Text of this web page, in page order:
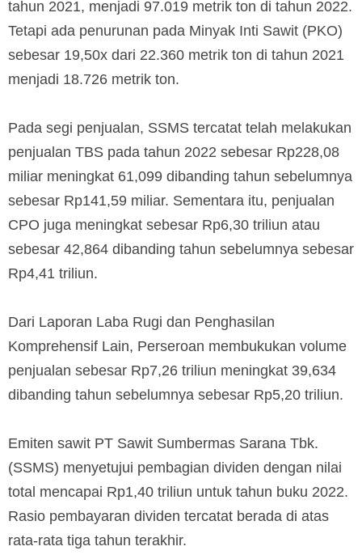
tahun 2021, menjadi 97.019 metrik ton di tahun 2022.
Tetapi ada penurunan pada Minyak Inti Sawit (PKO)
sebesar 19,50x dari 22.360 metrik ton di tahun 2021
menjadi 18.726 metrik ton.
Pada segi penjualan, SSMS tercatat telah melakukan
penjualan TBS pada tahun 2022 sebesar Rp228,08
miliar meningkat 61,099 dibanding tahun sebelumnya
sebesar Rp141,59 miliar. Sementara itu, penjualan
CPO juga meningkat sebesar Rp6,30 triliun atau
sebesar 42,864 dibanding tahun sebelumnya sebesar
Rp4,41 triliun.
Dari Laporan Laba Rugi dan Penghasilan
Komprehensif Lain, Perseroan membukukan volume
penjualan sebesar Rp7,26 triliun meningkat 39,634
dibanding tahun sebelumnya sebesar Rp5,20 triliun.
Emiten sawit PT Sawit Sumbermas Sarana Tbk.
(SSMS) menyetujui pembagian dividen dengan nilai
total mencapai Rp1,40 triliun untuk tahun buku 2022.
Rasio pembayaran dividen tercatat berada di atas
rata-rata tiga tahun terakhir.